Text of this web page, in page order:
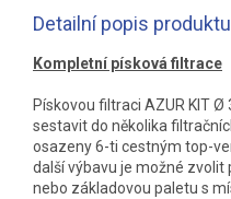
Detailní popis produktu
Kompletní písková filtrace
Pískovou filtraci AZUR KIT
sestavit do několika
osazeny 6-ti cestným top-
další výbavu je možné
nebo základovou paletu s